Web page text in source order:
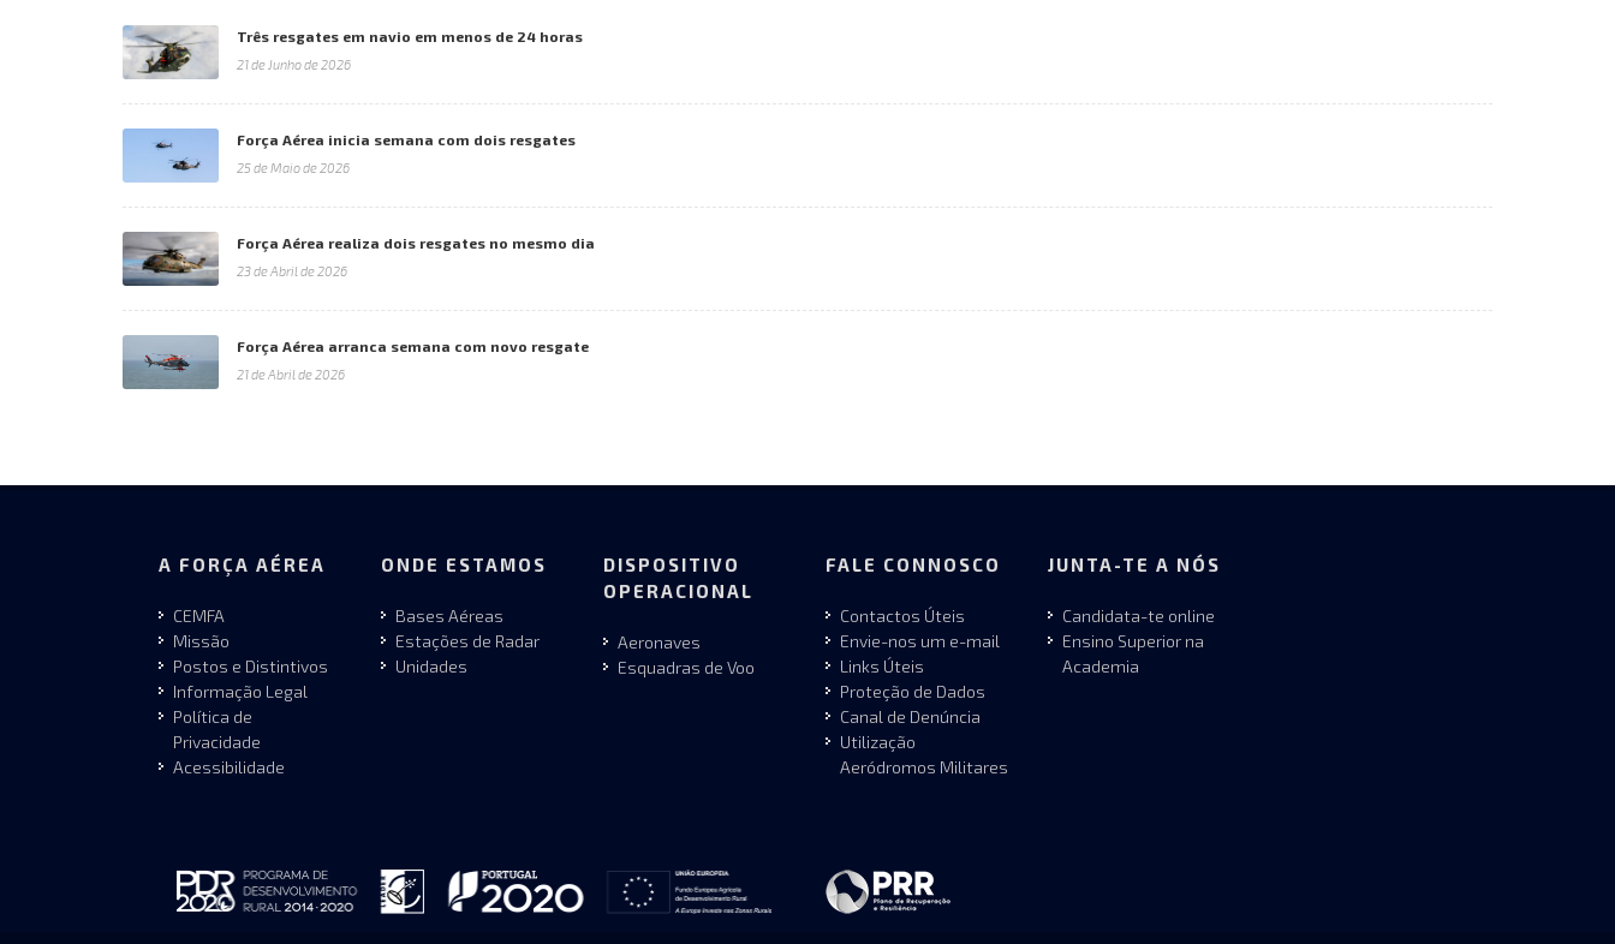
Três resgates em navio em menos de 24 horas
21 de Junho de 2026
Força Aérea inicia semana com dois resgates
25 de Maio de 2026
Força Aérea realiza dois resgates no mesmo dia
23 de Abril de 2026
Força Aérea arranca semana com novo resgate
21 de Abril de 2026
A FORÇA AÉREA
CEMFA
Missão
Postos e Distintivos
Informação Legal
Política de
Privacidade
Acessibilidade
ONDE ESTAMOS
Bases Aéreas
Estações de Radar
Unidades
DISPOSITIVO
OPERACIONAL
Aeronaves
Esquadras de Voo
FALE CONNOSCO
Contactos Úteis
Envie-nos um e-mail
Links Úteis
Proteção de Dados
Canal de Denúncia
Utilização
Aeródromos Militares
JUNTA-TE A NÓS
Candidata-te online
Ensino Superior na
Academia